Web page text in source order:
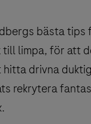
bästa
limpa, för att
hitta drivna
rekrytera